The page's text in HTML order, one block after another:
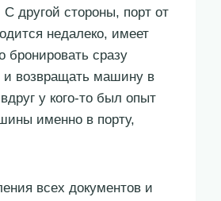
С другой стороны, порт от
недалеко, имеет
бронировать сразу
и возвращать машину в
у кого-то был опыт
именно в порту,
всех документов и